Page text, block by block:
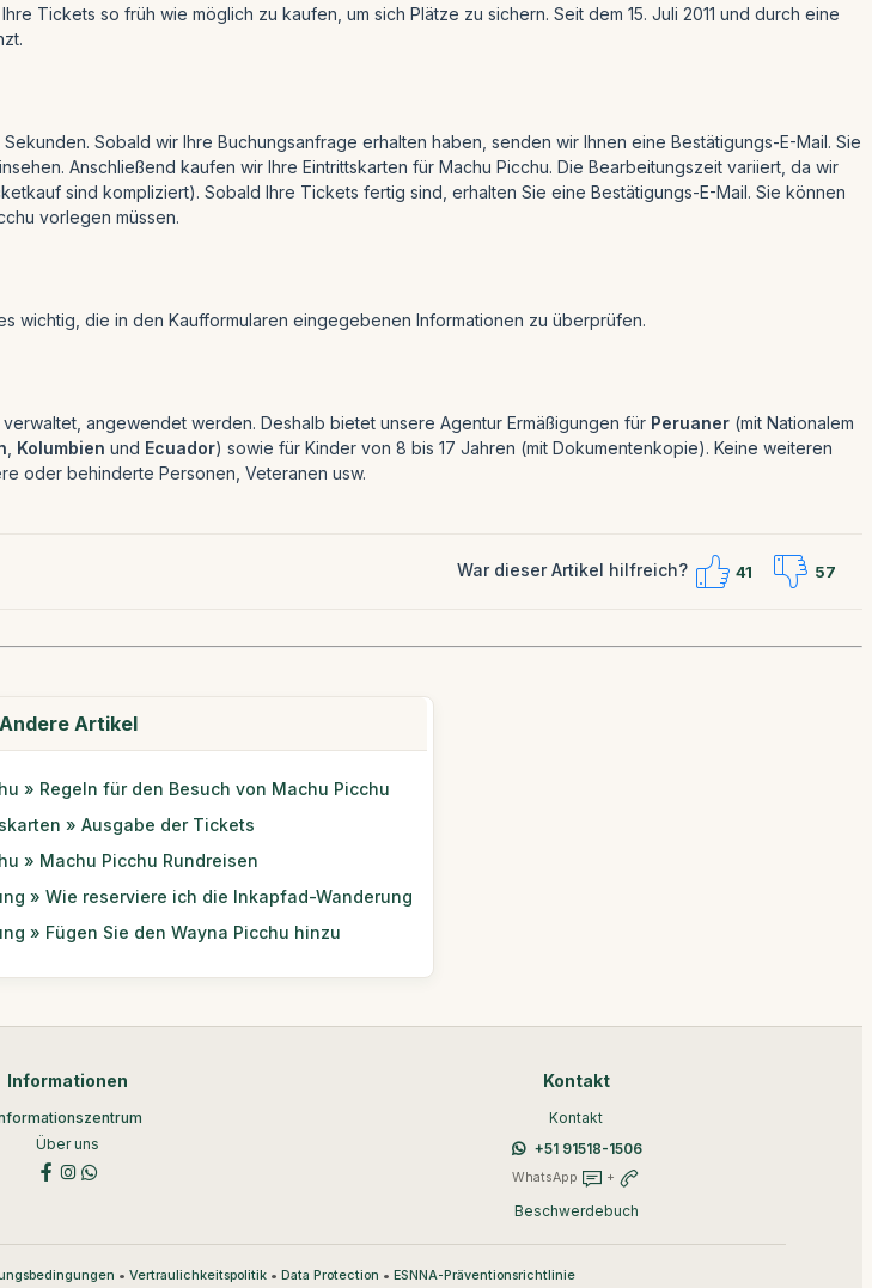
Tickets so früh wie möglich zu kaufen, um sich Plätze zu sichern. Seit dem 15. Juli 2011 und durch eine
Sobald wir Ihre Buchungsanfrage erhalten haben, senden wir Ihnen eine Bestätigungs-E-Mail. Sie
Anschließend kaufen wir Ihre Eintrittskarten für Machu Picchu. Die Bearbeitungszeit variiert, da wir
sind kompliziert). Sobald Ihre Tickets fertig sind, erhalten Sie eine Bestätigungs-E-Mail. Sie können
vorlegen müssen.
wichtig, die in den Kaufformularen eingegebenen Informationen zu überprüfen.
angewendet werden. Deshalb bietet unsere Agentur Ermäßigungen für Peruaner (mit Nationalem
Kolumbien und Ecuador) sowie für Kinder von 8 bis 17 Jahren (mit Dokumentenkopie). Keine weiteren
oder behinderte Personen, Veteranen usw.
War dieser Artikel hilfreich? 41 57
Andere Artikel
» Regeln für den Besuch von Machu Picchu
» Ausgabe der Tickets
» Machu Picchu Rundreisen
» Wie reserviere ich die Inkapfad-Wanderung
» Fügen Sie den Wayna Picchu hinzu
Informationen
Über uns
Kontakt
Kontakt
+51 91518-1506
WhatsApp +
Beschwerdebuch
• Vertraulichkeitspolitik• Data Protection • ESNNA-Präventionsrichtlinie